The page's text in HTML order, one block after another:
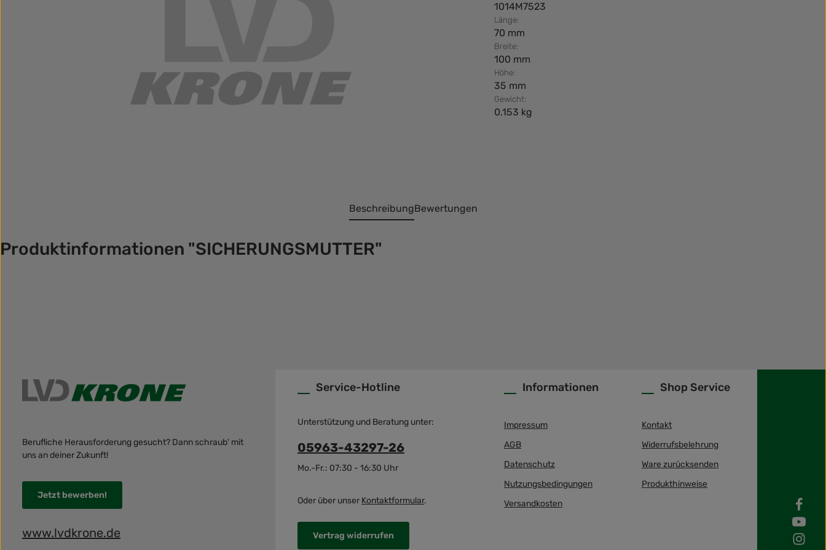
1014M7523
Länge:
70 mm
Breite:
100 mm
Höhe:
35 mm
Gewicht:
0.153 kg
BeschreibungBewertungen
Produktinformationen "SICHERUNGSMUTTER"
Berufliche Herausforderung gesucht? Dann schraub' mit
uns an deiner Zukunft!
Jetzt bewerben!
www.lvdkrone.de
Service-Hotline
Unterstützung und Beratung unter:
05963-43297-26
Mo.-Fr.: 07:30 - 16:30 Uhr
Oder über unser Kontaktformular.
Vertrag widerrufen
Informationen
Impressum
AGB
Datenschutz
Nutzungsbedingungen
Versandkosten
Shop Service
Kontakt
Widerrufsbelehrung
Ware zurücksenden
Produkthinweise